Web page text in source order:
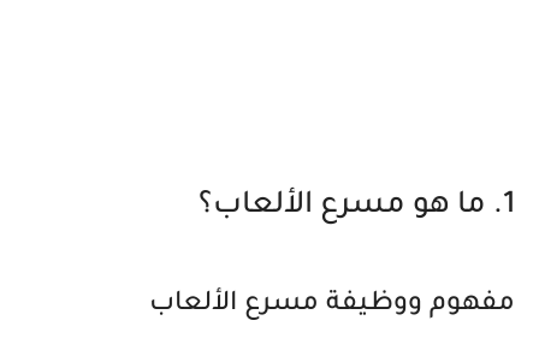
1. ما هو مسرع الألعاب؟
مفهوم ووظيفة مسرع الألعاب